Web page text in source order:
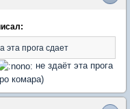
эта прога сдает
не здаёт эта прога
комара)